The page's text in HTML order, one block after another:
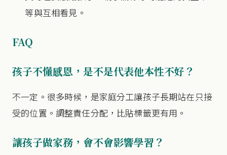
等與互相看見。
FAQ
孩子不懂感恩，是不是代表他本性不好？
不一定。很多時候，是家庭分工讓孩子長期站在只接
受的位置。調整責任分配，比貼標籤更有用。
讓孩子做家務，會不會影響學習？